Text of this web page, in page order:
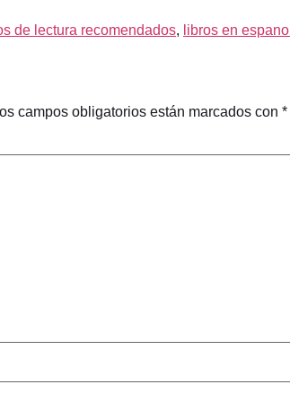
de lectura recomendados, libros en espanol
campos obligatorios están marcados con *